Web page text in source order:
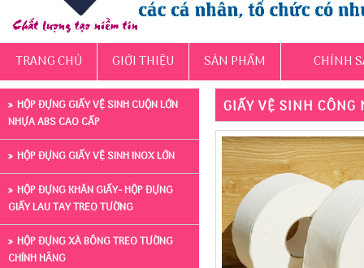
TRANG CHỦ GIỚI THIỆU SẢN PHẨM CHÍNH
HỘP ĐỰNG GIẤY VỆ SINH CUỘN LỚN
NHỰA ABS CAO CẤP
HỘP ĐỰNG GIẤY VỆ SINH INOX LỚN
HỘP ĐỰNG KHĂN GIẤY- HỘP ĐỰNG
GIẤY LAU TAY TREO TƯỜNG
HỘP ĐỰNG XÀ BÔNG TREO TƯỜNG
CHÍNH HÃNG
GIẤY VỆ SINH